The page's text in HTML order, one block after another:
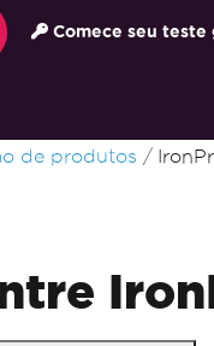
Comece seu teste
de produtos